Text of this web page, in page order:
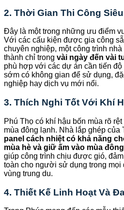
2. Thời Gian Thi Công
Đây là một trong những ưu điểm
Với các cấu kiện được gia công
chuyên nghiệp, một công trình
thành chỉ trong vài ngày đến vài
phù hợp với các dự án cần tiến
sớm có không gian để sử dụng,
nghiệp hay dịch vụ mới nổi.
3. Thích Nghi Tốt Với Khí
Phú Thọ có khí hậu bốn mùa rõ
mùa đông lạnh. Nhà lắp ghép của
panel cách nhiệt có khả năng
mùa hè và giữ ấm vào mùa đông
giúp công trình chịu được gió,
toàn cho người sử dụng trong mọi
vùng trung du.
4. Thiết Kế Linh Hoạt Và